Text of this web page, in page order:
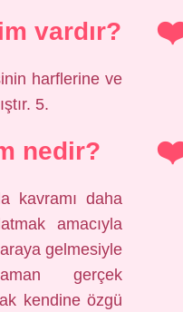
vardır?
harflerine ve
5.
nedir?
kavramı daha
amacıyla
gelmesiyle
gerçek
kendine özgü